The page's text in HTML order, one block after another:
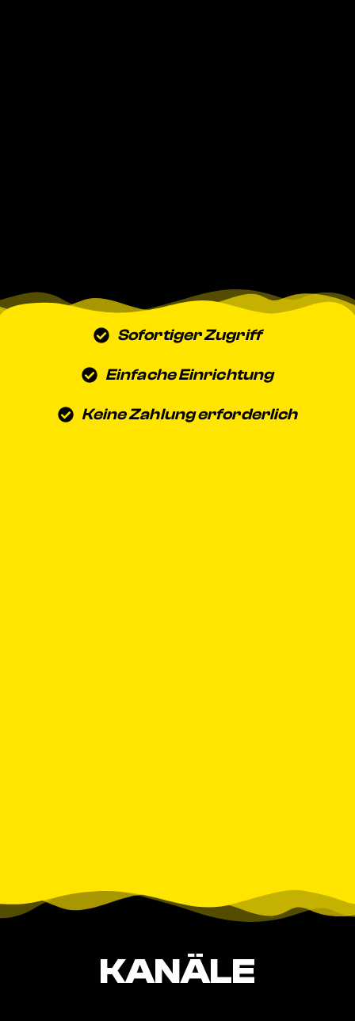
Sofortiger Zugriff
Einfache Einrichtung
Keine Zahlung erforderlich
KANÄLE